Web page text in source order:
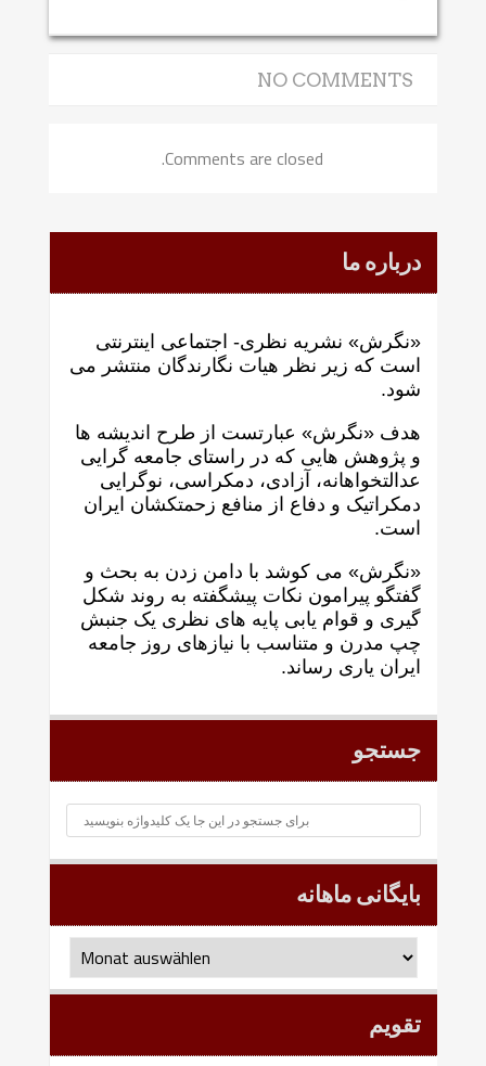
NO COMMENTS
Comments are closed.
درباره ما
«نگرش» نشریه نظری- اجتماعی اینترنتی
است که زير نظر هيات نگارندگان منتشر می
شود.
هدف «نگرش» عبارتست از طرح انديشه ها
و پژوهش هايی که در راستای جامعه گرايی
عدالتخواهانه، آزادی، دمکراسی، نوگرايی
دمکراتيک و دفاع از منافع زحمتکشان ايران
است.
«نگرش» می کوشد با دامن زدن به بحث و
گفتگو پيرامون نکات پیشگفته به روند شکل
گيری و قوام يابی پايه های نظری يک جنبش
چپ مدرن و متناسب با نيازهای روز جامعه
ايران ياری رساند.
جستجو
بایگانی ماهانه
بایگانی
ماهانه
تقویم